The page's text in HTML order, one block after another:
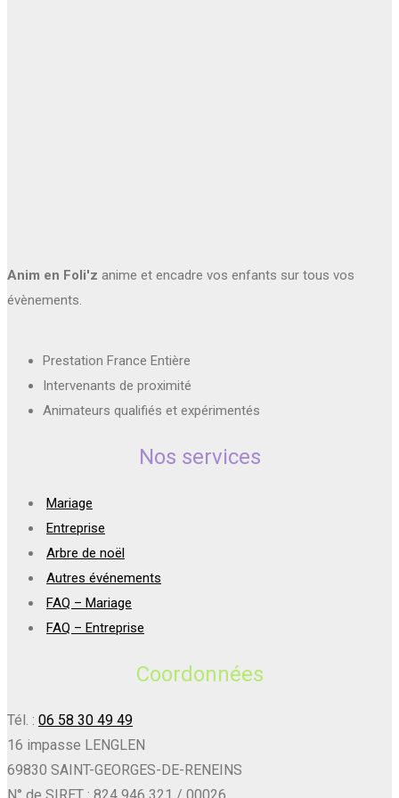
Anim en Foli'z anime et encadre vos enfants sur tous vos
évènements.
Prestation France Entière
Intervenants de proximité
Animateurs qualifiés et expérimentés
Nos services
Mariage
Entreprise
Arbre de noël
Autres événements
FAQ – Mariage
FAQ – Entreprise
Coordonnées
Tél. : 06 58 30 49 49
16 impasse LENGLEN
69830 SAINT-GEORGES-DE-RENEINS